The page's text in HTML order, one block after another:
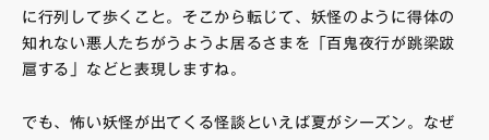
に行列して歩くこと。そこから転じて、妖怪のように得体の
知れない悪人たちがうようよ居るさまを「百鬼夜行が跳梁跋
扈する」などと表現しますね。
でも、怖い妖怪が出てくる怪談といえば夏がシーズン。なぜ